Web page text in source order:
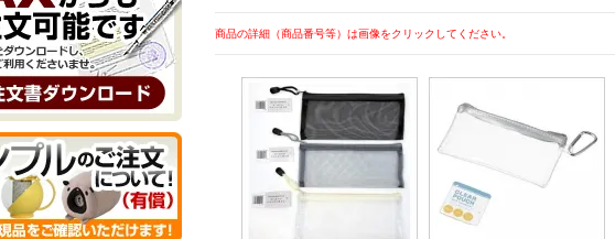
商品の詳細（商品番号等）は画像をクリックしてください。